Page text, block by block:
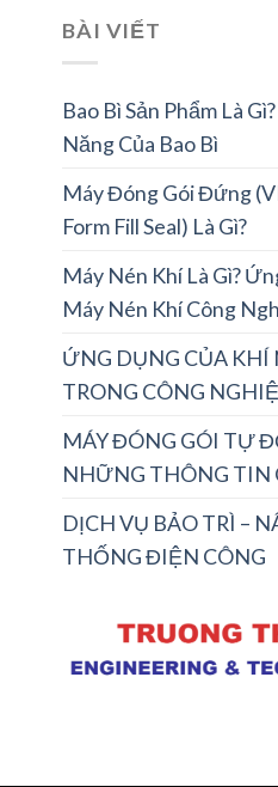
BÀI VIẾT
Bao Bì Sản Phẩm Là
Năng Của Bao Bì
Máy Đóng Gói Đứng
Form Fill Seal) Là Gì?
Máy Nén Khí Là Gì?
Máy Nén Khí Công
ỨNG DỤNG CỦA KHÍ
TRONG CÔNG
MÁY ĐÓNG GÓI TỰ
NHỮNG THÔNG TIN
DỊCH VỤ BẢO TRÌ –
THỐNG ĐIỆN CÔNG